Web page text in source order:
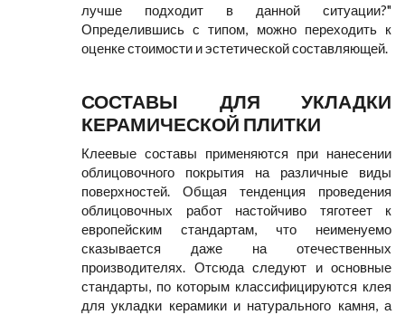
лучше подходит в данной ситуации?"
Определившись с типом, можно переходить к
оценке стоимости и эстетической составляющей.
СОСТАВЫ ДЛЯ УКЛАДКИ
КЕРАМИЧЕСКОЙ ПЛИТКИ
Клеевые составы применяются при нанесении
облицовочного покрытия на различные виды
поверхностей. Общая тенденция проведения
облицовочных работ настойчиво тяготеет к
европейским стандартам, что неименуемо
сказывается даже на отечественных
производителях. Отсюда следуют и основные
стандарты, по которым классифицируются клея
для укладки керамики и натурального камня, а